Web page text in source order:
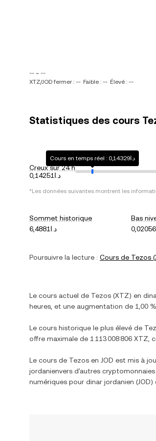
-- ~ --
XTZ/JOD fermer : -- Faible : -- Élevé : --
Statistiques des cours
Creux sur 24 h
د.ا0,14251
Cours en temps réel : د.ا0,14329
*Les données suivantes montrent les
Sommet historique
د.ا6,4881
Bas
Poursuivre la lecture : Cours de Tezos (
Le cours actuel de Tezos (XTZ) en
heures, et une augmentation de 1,00 %
Le cours historique le plus élevé de
offre maximale de 1 113 008 806 XTZ ,
Le cours de Tezos en JOD est mis à
jordanienvers d'autres
numériques pour dinar jordanien (JOD)